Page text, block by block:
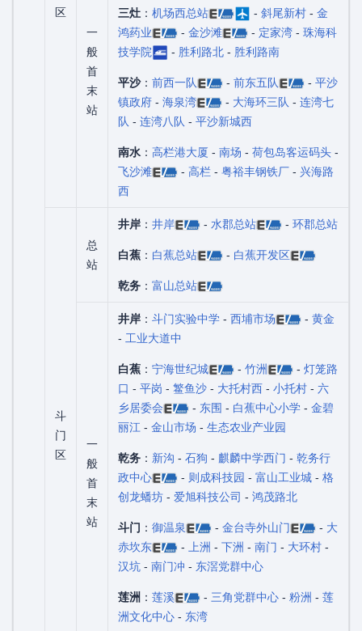
区
一
般
首
末
站
三灶 ： 机场西总站 - 斜尾新村 - 金
鸿药业
- 金沙滩 - 定家湾 - 珠海科
技学院
- 胜利路北 - 胜利路南
平沙： 前西一队 - 前东五队 - 平沙
镇政府 - 海泉湾 - 大海环三队 - 连湾七
队 - 连湾八队 - 平沙新城西
南水 ： 高栏港大厦 - 南场 - 荷包岛客运码头 -
飞沙滩
- 高栏 - 粤裕丰钢铁厂 - 兴海路
西
斗
门
区
总
站
井岸 ： 井岸 - 水郡总站 - 环郡总站
白蕉 ： 白蕉总站 - 白蕉开发区
乾务 ： 富山总站
一
般
首
末
站
井岸 ： 斗门实验中学 - 西埔市场 - 黄金
- 工业大道中
白蕉 ： 宁海世纪城 - 竹洲 - 灯笼路
口 - 平岗 - 鳘鱼沙 - 大托村西 - 小托村 - 六
乡居委会
- 东围 - 白蕉中心小学 - 金碧
丽江 - 金山市场 - 生态农业产业园
乾务 ： 新沟 - 石狗 - 麒麟中学西门 - 乾务行
政中心
- 则成科技园 - 富山工业城 - 格
创龙蟠坊 - 爱旭科技公司 - 鸿茂路北
斗门 ： 御温泉 - 金台寺外山门 - 大
赤坎东
- 上洲 - 下洲 - 南门 - 大环村 -
汉坑 - 南门冲 - 东滘党群中心
莲洲 ： 莲溪 - 三角党群中心 - 粉洲 - 莲
洲文化中心 - 东湾